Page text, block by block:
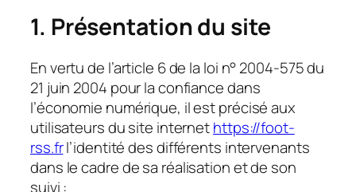
1. Présentation du site
En vertu de l’article 6 de la loi n° 2004-575 du
21 juin 2004 pour la confiance dans
l’économie numérique, il est précisé aux
utilisateurs du site internethttps://foot-
rss.frl’identité des différents intervenants
dans le cadre de sa réalisation et de son
suivi :